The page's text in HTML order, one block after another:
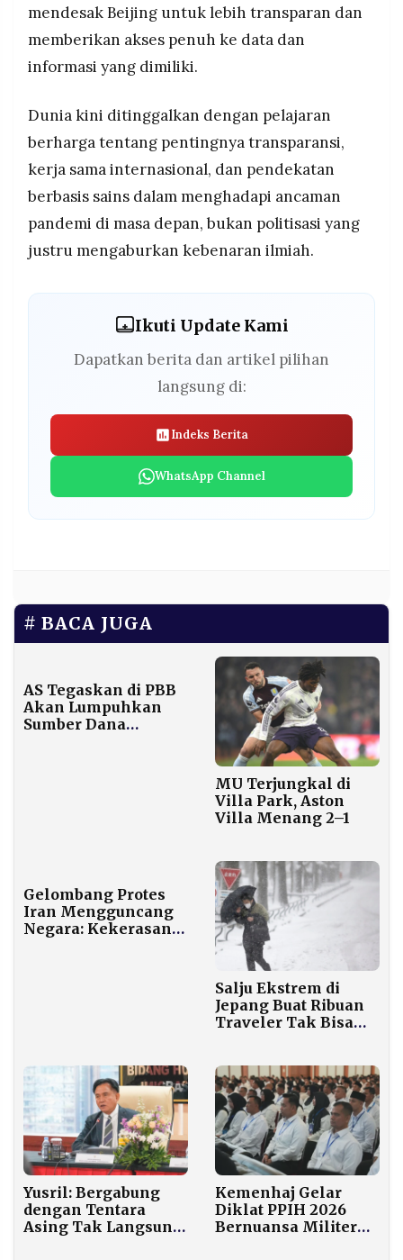
mendesak Beijing untuk lebih transparan dan
memberikan akses penuh ke data dan
informasi yang dimiliki.
Dunia kini ditinggalkan dengan pelajaran
berharga tentang pentingnya transparansi,
kerja sama internasional, dan pendekatan
berbasis sains dalam menghadapi ancaman
pandemi di masa depan, bukan politisasi yang
justru mengaburkan kebenaran ilmiah.
Ikuti Update Kami
Dapatkan berita dan artikel pilihan
langsung di:
Indeks Berita
WhatsApp Channel
BACA JUGA
AS Tegaskan di PBB
Akan Lumpuhkan
Sumber Dana
MU Terjungkal di
Villa Park, Aston
Villa Menang 2–1
Gelombang Protes
Iran Mengguncang
Negara: Kekerasan
Salju Ekstrem di
Jepang Buat Ribuan
Traveler Tak Bisa
Yusril: Bergabung
dengan Tentara
Asing Tak Langsung
Kemenhaj Gelar
Diklat PPIH 2026
Bernuansa Militer